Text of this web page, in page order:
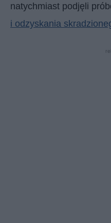
natychmiast podjęli
i odzyskania